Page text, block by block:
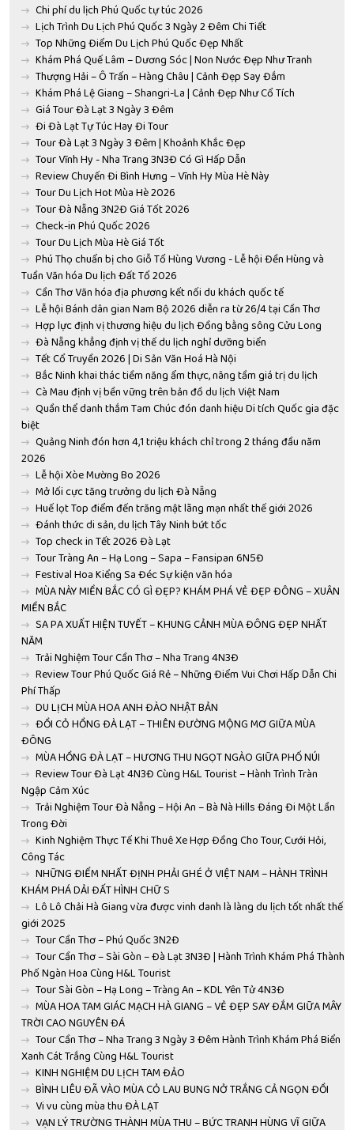
Chi phí du lịch Phú Quốc tự túc 2026
Lịch Trình Du Lịch Phú Quốc 3 Ngày 2 Đêm Chi Tiết
Top Những Điểm Du Lịch Phú Quốc Đẹp Nhất
Khám Phá Quế Lâm – Dương Sóc | Non Nước Đẹp Như Tranh
Thượng Hải – Ô Trấn – Hàng Châu | Cảnh Đẹp Say Đắm
Khám Phá Lệ Giang – Shangri-La | Cảnh Đẹp Như Cổ Tích
Giá Tour Đà Lạt 3 Ngày 3 Đêm
Đi Đà Lạt Tự Túc Hay Đi Tour
Tour Đà Lạt 3 Ngày 3 Đêm | Khoảnh Khắc Đẹp
Tour Vĩnh Hy - Nha Trang 3N3Đ Có Gì Hấp Dẫn
Review Chuyến Đi Bình Hưng – Vĩnh Hy Mùa Hè Này
Tour Du Lịch Hot Mùa Hè 2026
Tour Đà Nẵng 3N2Đ Giá Tốt 2026
Check-in Phú Quốc 2026
Tour Du Lịch Mùa Hè Giá Tốt
Phú Thọ chuẩn bị cho Giỗ Tổ Hùng Vương - Lễ hội Đền Hùng và
Tuần Văn hóa Du lịch Đất Tổ 2026
Cần Thơ Văn hóa địa phương kết nối du khách quốc tế
Lễ hội Bánh dân gian Nam Bộ 2026 diễn ra từ 26/4 tại Cần Thơ
Hợp lực định vị thương hiệu du lịch Đồng bằng sông Cửu Long
Đà Nẵng khẳng định vị thế du lịch nghỉ dưỡng biển
Tết Cổ Truyền 2026 | Di Sản Văn Hoá Hà Nội
Bắc Ninh khai thác tiềm năng ẩm thực, nâng tầm giá trị du lịch
Cà Mau định vị bền vững trên bản đồ du lịch Việt Nam
Quần thể danh thắm Tam Chúc đón danh hiệu Di tích Quốc gia đặc
biệt
Quảng Ninh đón hơn 4,1 triệu khách chỉ trong 2 tháng đầu năm
2026
Lễ hội Xòe Mường Bo 2026
Mở lối cực tăng trưởng du lịch Đà Nẵng
Huế lọt Top điểm đến trăng mật lãng mạn nhất thế giới 2026
Đánh thức di sản, du lịch Tây Ninh bứt tốc
Top check in Tết 2026 Đà Lạt
Tour Tràng An – Hạ Long – Sapa – Fansipan 6N5Đ
Festival Hoa Kiểng Sa Đéc Sự kiện văn hóa
MÙA NÀY MIỀN BẮC CÓ GÌ ĐẸP? KHÁM PHÁ VẺ ĐẸP ĐÔNG – XUÂN
MIỀN BẮC
SA PA XUẤT HIỆN TUYẾT – KHUNG CẢNH MÙA ĐÔNG ĐẸP NHẤT
NĂM
Trải Nghiệm Tour Cần Thơ – Nha Trang 4N3Đ
Review Tour Phú Quốc Giá Rẻ – Những Điểm Vui Chơi Hấp Dẫn Chi
Phí Thấp
DU LỊCH MÙA HOA ANH ĐÀO NHẬT BẢN
ĐỒI CỎ HỒNG ĐÀ LẠT – THIÊN ĐƯỜNG MỘNG MƠ GIỮA MÙA
ĐÔNG
MÙA HỒNG ĐÀ LẠT – HƯƠNG THU NGỌT NGÀO GIỮA PHỐ NÚI
Review Tour Đà Lạt 4N3Đ Cùng H&L Tourist – Hành Trình Tràn
Ngập Cảm Xúc
Trải Nghiệm Tour Đà Nẵng – Hội An – Bà Nà Hills Đáng Đi Một Lần
Trong Đời
Kinh Nghiệm Thực Tế Khi Thuê Xe Hợp Đồng Cho Tour, Cưới Hỏi,
Công Tác
NHỮNG ĐIỂM NHẤT ĐỊNH PHẢI GHÉ Ở VIỆT NAM – HÀNH TRÌNH
KHÁM PHÁ DẢI ĐẤT HÌNH CHỮ S
Lô Lô Chải Hà Giang vừa được vinh danh là làng du lịch tốt nhất thế
giới 2025
Tour Cần Thơ – Phú Quốc 3N2Đ
Tour Cần Thơ – Sài Gòn – Đà Lạt 3N3Đ | Hành Trình Khám Phá Thành
Phố Ngàn Hoa Cùng H&L Tourist
Tour Sài Gòn – Hạ Long – Tràng An – KDL Yên Tử 4N3Đ
MÙA HOA TAM GIÁC MẠCH HÀ GIANG – VẺ ĐẸP SAY ĐẮM GIỮA MÂY
TRỜI CAO NGUYÊN ĐÁ
Tour Cần Thơ – Nha Trang 3 Ngày 3 Đêm Hành Trình Khám Phá Biển
Xanh Cát Trắng Cùng H&L Tourist
KINH NGHIỆM DU LỊCH TAM ĐẢO
BÌNH LIÊU ĐÃ VÀO MÙA CỎ LAU BUNG NỞ TRẮNG CẢ NGỌN ĐỒI
Vi vu cùng mùa thu ĐÀ LẠT
VẠN LÝ TRƯỜNG THÀNH MÙA THU – BỨC TRANH HÙNG VĨ GIỮA